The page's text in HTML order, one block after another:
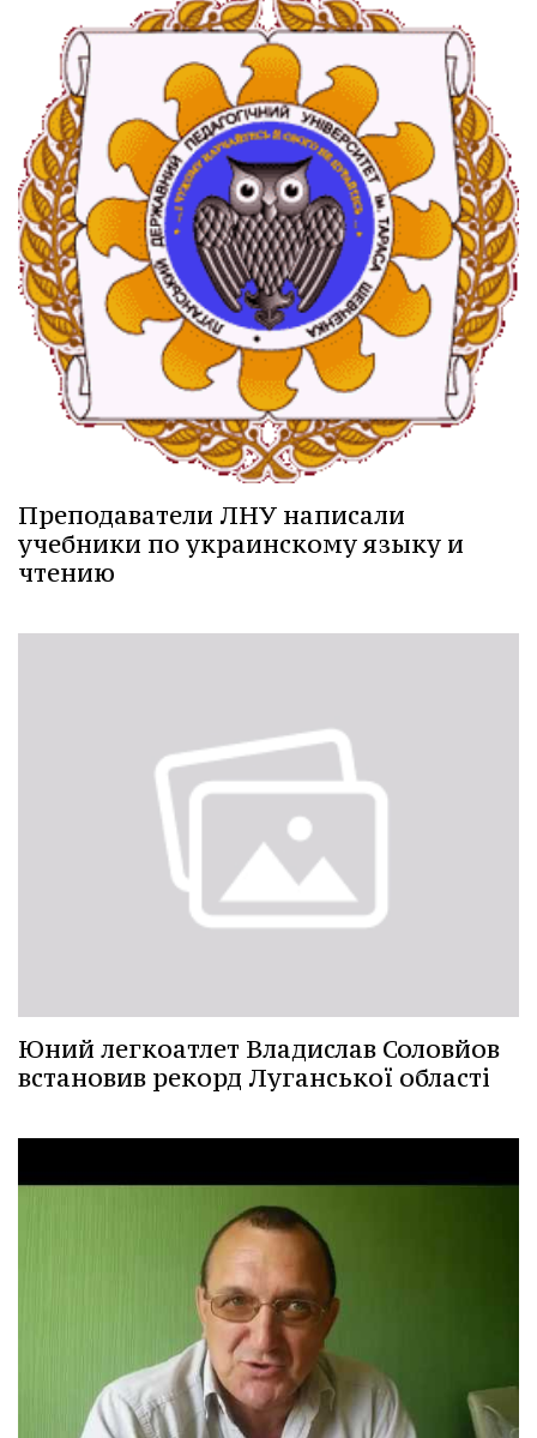
Преподаватели ЛНУ написали
учебники по украинскому языку и
чтению
Юний легкоатлет Владислав Соловйов
встановив рекорд Луганської області